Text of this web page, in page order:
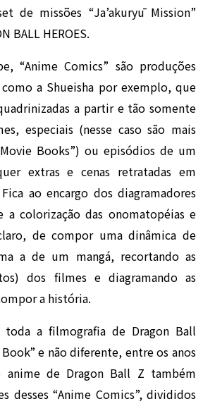
de missões “Ja’akuryū Mission”
BALL HEROES.
“Anime Comics” são produções
a Shueisha por exemplo, que
a partir e tão somente
especiais (nesse caso são mais
Books”) ou episódios de um
extras e cenas retratadas em
ao encargo dos diagramadores
a colorização das onomatopéias e
de compor uma dinâmica de
a de um mangá, recortando as
dos filmes e diagramando as
a história.
toda a filmografia de Dragon Ball
e não diferente, entre os anos
de Dragon Ball Z também
desses “Anime Comics”, divididos